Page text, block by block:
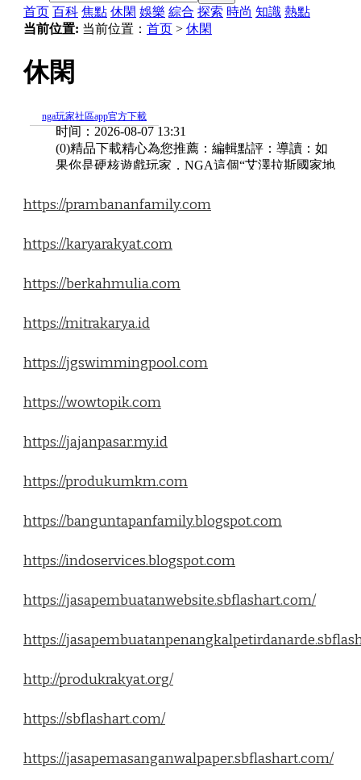
https://prambananfamily.com
https://karyarakyat.com
https://berkahmulia.com
https://mitrakarya.id
https://jgswimmingpool.com
https://wowtopik.com
https://jajanpasar.my.id
https://produkumkm.com
https://banguntapanfamily.blogspot.com
https://indoservices.blogspot.com
https://jasapembuatanwebsite.sbflashart.com/
https://
http://produkrakyat.org/
https://sbflashart.com/
https://jasapemasanganwalpaper.sbflashart.com/